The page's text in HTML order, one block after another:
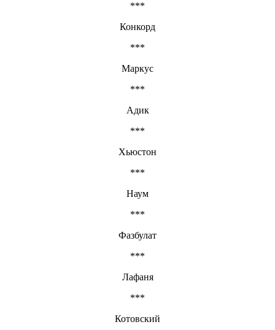
***
Конкорд
***
Маркус
***
Адик
***
Хьюстон
***
Наум
***
Фазбулат
***
Лафаня
***
Котовский